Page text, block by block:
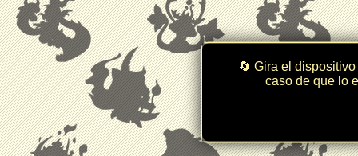
🔄 Gira el
caso de que lo